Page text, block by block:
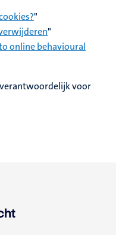
"
"
online behavioural
voor